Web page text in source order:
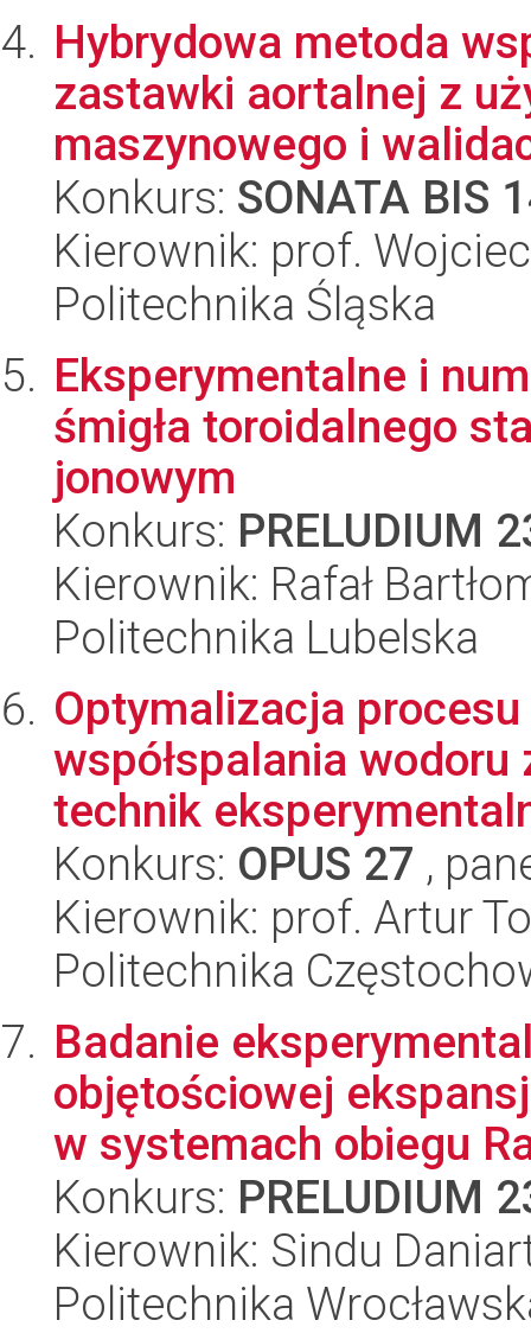
Hybrydowa metoda
zastawki aortalnej z
maszynowego i
Konkurs: SONATA BIS
Kierownik: prof.
Politechnika Śląska
Eksperymentalne i
śmigła toroidalnego
jonowym
Konkurs: PRELUDIUM
Kierownik: Rafał
Politechnika Lubelska
Optymalizacja
współspalania
technik
Konkurs: OPUS 27 ,
Kierownik: prof. Artur
Politechnika
Badanie
objętościowej
w systemach obiegu
Konkurs: PRELUDIUM
Kierownik: Sindu
Politechnika